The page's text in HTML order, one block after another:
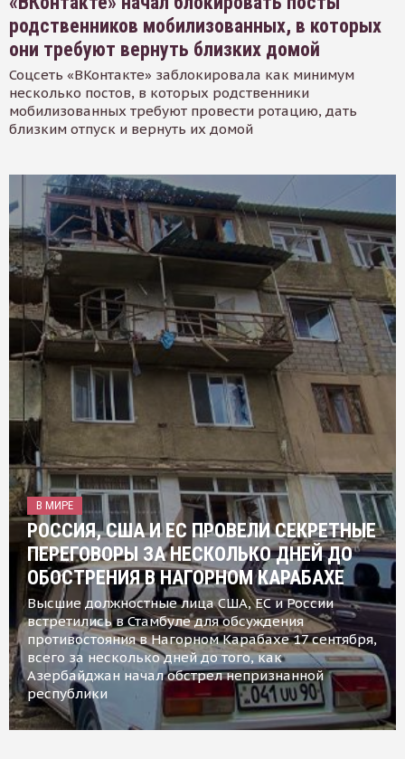
родственников мобилизованных, в которых
они требуют вернуть близких домой
Соцсеть «ВКонтакте» заблокировала как минимум
несколько постов, в которых родственники
мобилизованных требуют провести ротацию, дать
близким отпуск и вернуть их домой
В МИРЕ
РОССИЯ, США И ЕС ПРОВЕЛИ СЕКРЕТНЫЕ
ПЕРЕГОВОРЫ ЗА НЕСКОЛЬКО ДНЕЙ ДО
ОБОСТРЕНИЯ В НАГОРНОМ КАРАБАХЕ
Высшие должностные лица США, ЕС и России
встретились в Стамбуле для обсуждения
противостояния в Нагорном Карабахе 17 сентября,
всего за несколько дней до того, как
Азербайджан начал обстрел непризнанной
республики